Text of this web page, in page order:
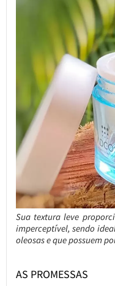
Sua textura leve
imperceptível, sendo
oleosas e que possuem
AS PROMESSAS